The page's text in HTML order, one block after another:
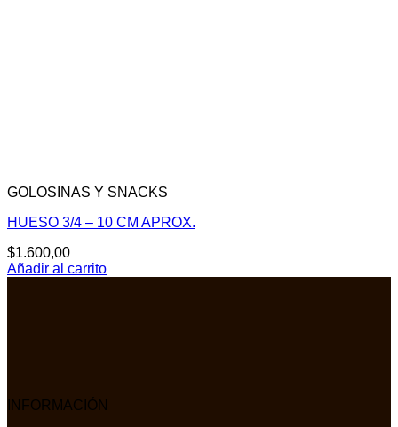
GOLOSINAS Y SNACKS
HUESO 3/4 – 10 CM APROX.
$1.600,00
Añadir al carrito
INFORMACIÓN